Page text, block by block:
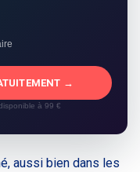
→
à 99 €
aussi bien dans les